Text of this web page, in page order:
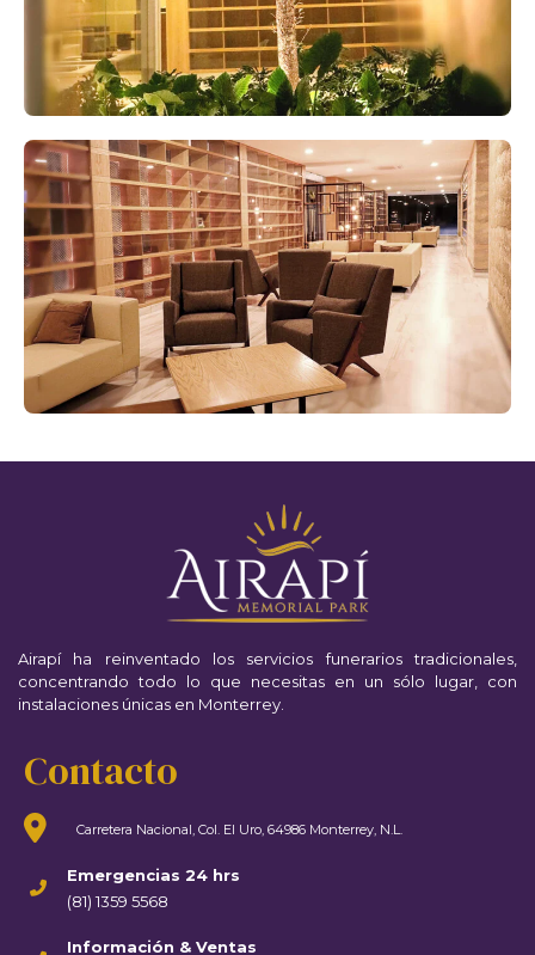
Airapí ha reinventado los servicios funerarios tradicionales,
concentrando todo lo que necesitas en un sólo lugar, con
instalaciones únicas en Monterrey.
Contacto
Carretera Nacional, Col. El Uro, 64986 Monterrey, N.L.
Emergencias 24 hrs
(81) 1359 5568
Información & Ventas